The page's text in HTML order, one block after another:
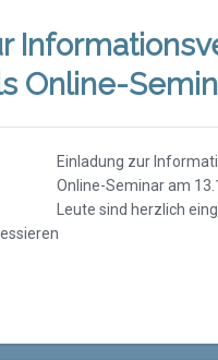
Online-
Einladung zur
Online-Seminar am
Leute sind herzlich